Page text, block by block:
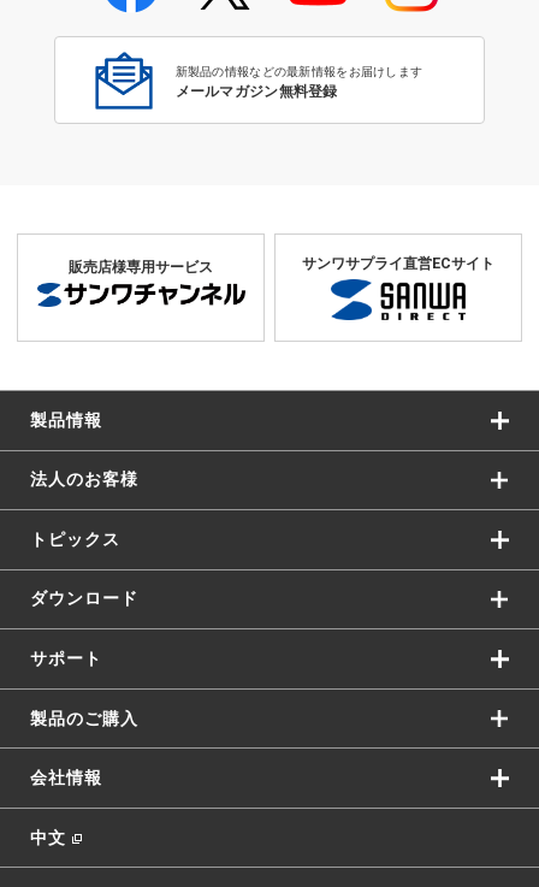
学校教育のICT環境整備特集
新製品の情報などの最新情報をお届けします
メールマガジン無料登録
販売店様専用サービス サンワサプライ直営ECサイト
製品情報
法人のお客様
トピックス
ダウンロード
サポート
製品のご購入
会社情報
中文